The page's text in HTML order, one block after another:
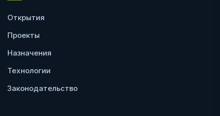
Открытия
Проекты
Назначения
Технологии
Законодательство